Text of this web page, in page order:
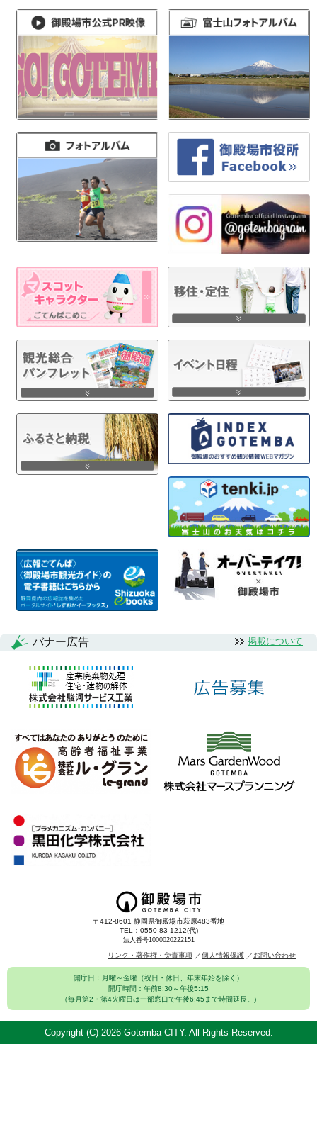
バナー広告 掲載について
〒412-8601 静岡県御殿場市萩原483番地
TEL：0550-83-1212(代)
法人番号1000020222151
リンク・著作権・免責事項 個人情報保護 お問い合わせ
開庁日：月曜～金曜（祝日・休日、年末年始を除く）
開庁時間：午前8:30～午後5:15
（毎月第2・第4火曜日は一部窓口で午後6:45まで時間延長。)
Copyright (C) 2026 Gotemba CITY. All Rights Reserved.